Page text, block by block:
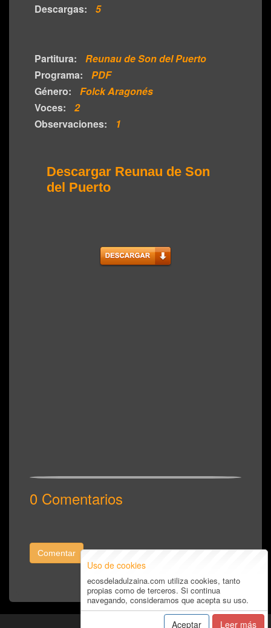
Descargas:
5
Partitura:
Reunau de Son del Puerto
Programa:
PDF
Género:
Folck Aragonés
Voces:
2
Observaciones:
1
Descargar Reunau de Son
del Puerto
0 Comentarios
Comentar
Uso de cookies
ecosdeladulzaina.com utiliza cookies, tanto
propias como de terceros. Si continua
navegando, consideramos que acepta su uso.
Aceptar Leer más